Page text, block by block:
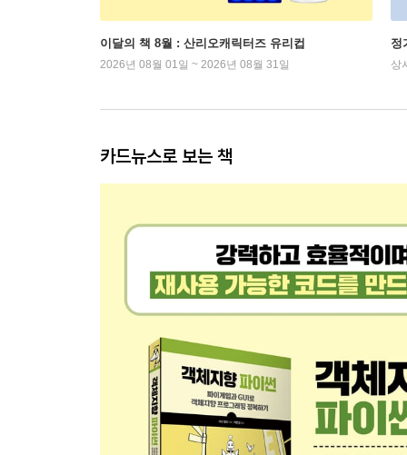
이달의 책 8월 : 산리오캐릭터즈 유리컵
2026년 08월 01일 ~ 2026년 08월 31일
정
상
카드뉴스로 보는 책